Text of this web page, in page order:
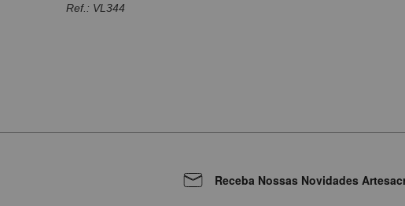
Ref.: VL344
Receba Nossas Novidades